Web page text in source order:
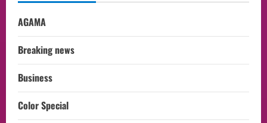
AGAMA
Breaking news
Business
Color Special